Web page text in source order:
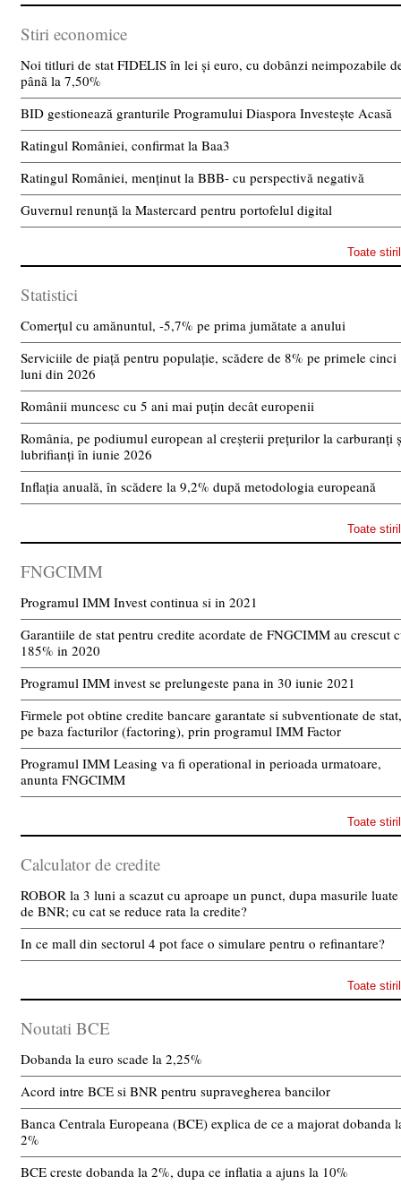
Stiri economice
Noi titluri de stat FIDELIS în lei și euro, cu dobânzi neimpozabile
pânã la 7,50%
BID gestionează granturile Programului Diaspora Investește Acasă
Ratingul României, confirmat la Baa3
Ratingul României, menținut la BBB- cu perspectivă negativă
Guvernul renunță la Mastercard pentru portofelul digital
Toate
Statistici
Comerțul cu amănuntul, -5,7% pe prima jumătate a anului
Serviciile de piață pentru populație, scădere de 8% pe primele cinci
luni din 2026
Românii muncesc cu 5 ani mai puțin decât europenii
România, pe podiumul european al creșterii prețurilor la carburanți
lubrifianți în iunie 2026
Inflația anuală, în scădere la 9,2% după metodologia europeană
Toate
FNGCIMM
Programul IMM Invest continua si in 2021
Garantiile de stat pentru credite acordate de FNGCIMM au crescut
185% in 2020
Programul IMM invest se prelungeste pana in 30 iunie 2021
Firmele pot obtine credite bancare garantate si subventionate de stat,
pe baza facturilor (factoring), prin programul IMM Factor
Programul IMM Leasing va fi operational in perioada urmatoare,
anunta FNGCIMM
Toate
Calculator de credite
ROBOR la 3 luni a scazut cu aproape un punct, dupa masurile luate
de BNR; cu cat se reduce rata la credite?
In ce mall din sectorul 4 pot face o simulare pentru o refinantare?
Toate
Noutati BCE
Dobanda la euro scade la 2,25%
Acord intre BCE si BNR pentru supravegherea bancilor
Banca Centrala Europeana (BCE) explica de ce a majorat dobanda
2%
BCE creste dobanda la 2%, dupa ce inflatia a ajuns la 10%